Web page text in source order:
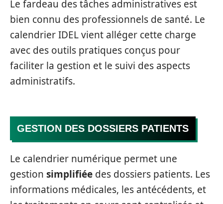
Le fardeau des tâches administratives est
bien connu des professionnels de santé. Le
calendrier IDEL vient alléger cette charge
avec des outils pratiques conçus pour
faciliter la gestion et le suivi des aspects
administratifs.
GESTION DES DOSSIERS PATIENTS
Le calendrier numérique permet une
gestion simplifiée des dossiers patients. Les
informations médicales, les antécédents, et